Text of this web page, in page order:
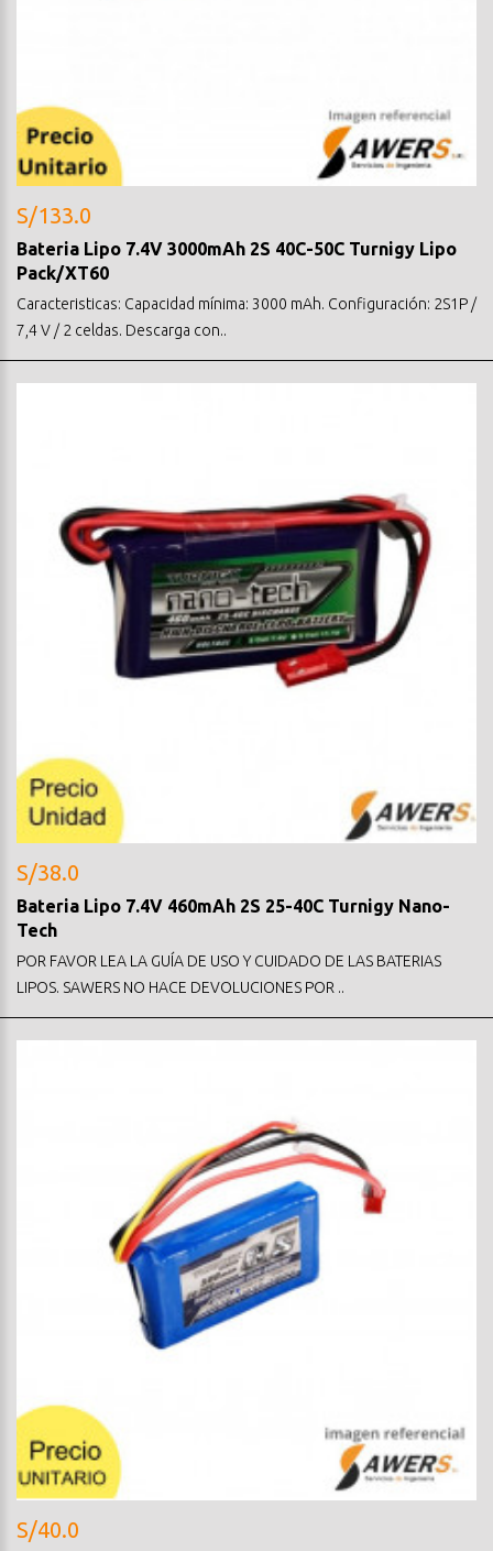
S/133.0
Bateria Lipo 7.4V 3000mAh 2S 40C-50C Turnigy Lipo
Pack/XT60
Caracteristicas: Capacidad mínima: 3000 mAh. Configuración: 2S1P /
7,4 V / 2 celdas. Descarga con..
S/38.0
Bateria Lipo 7.4V 460mAh 2S 25-40C Turnigy Nano-
Tech
POR FAVOR LEA LA GUÍA DE USO Y CUIDADO DE LAS BATERIAS
LIPOS. SAWERS NO HACE DEVOLUCIONES POR ..
S/40.0